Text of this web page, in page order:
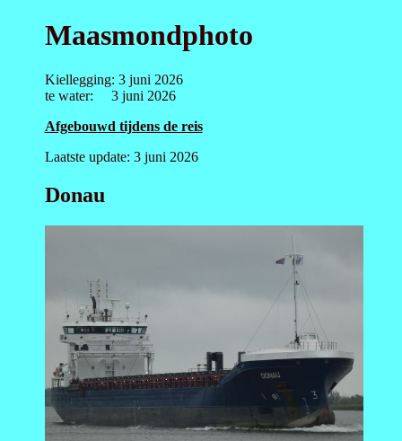
Maasmondphoto
Kiellegging: 3 juni 2026
te water: 3 juni 2026
Afgebouwd tijdens de reis
Laatste update: 3 juni 2026
Donau